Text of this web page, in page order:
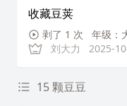
收藏豆荚
剥了 1 次 年级：
刘大力
2025-
15 颗豆豆